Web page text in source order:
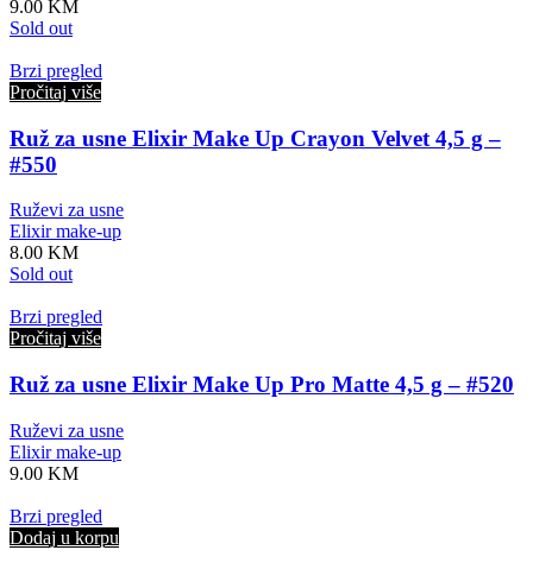
9.00 KM
Sold out
Brzi pregled
Pročitaj više
Ruž za usne Elixir Make Up Crayon Velvet 4,5 g –
#550
Ruževi za usne
Elixir make-up
8.00 KM
Sold out
Brzi pregled
Pročitaj više
Ruž za usne Elixir Make Up Pro Matte 4,5 g – #520
Ruževi za usne
Elixir make-up
9.00 KM
Brzi pregled
Dodaj u korpu